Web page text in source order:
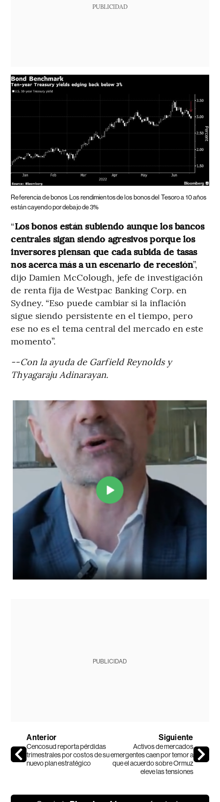
PUBLICIDAD
Referencia de bonos
Los rendimientos de los bonos del Tesoro a 10 años
están cayendo por debajo de 3%
“Los bonos están subiendo aunque los bancos
centrales sigan siendo agresivos porque los
inversores piensan que cada subida de tasas
nos acerca más a un escenario de recesión”,
dijo Damien McColough, jefe de investigación
de renta fija de Westpac Banking Corp. en
Sydney. “Eso puede cambiar si la inflación
sigue siendo persistente en el tiempo, pero
ese no es el tema central del mercado en este
momento”.
--Con la ayuda de Garfield Reynolds y
Thyagaraju Adinarayan.
PUBLICIDAD
Anterior
Cencosud reporta pérdidas
trimestrales por costos de su
nuevo plan estratégico
Siguiente
Activos de mercados
emergentes caen por temor a
que el acuerdo sobre Ormuz
eleve las tensiones